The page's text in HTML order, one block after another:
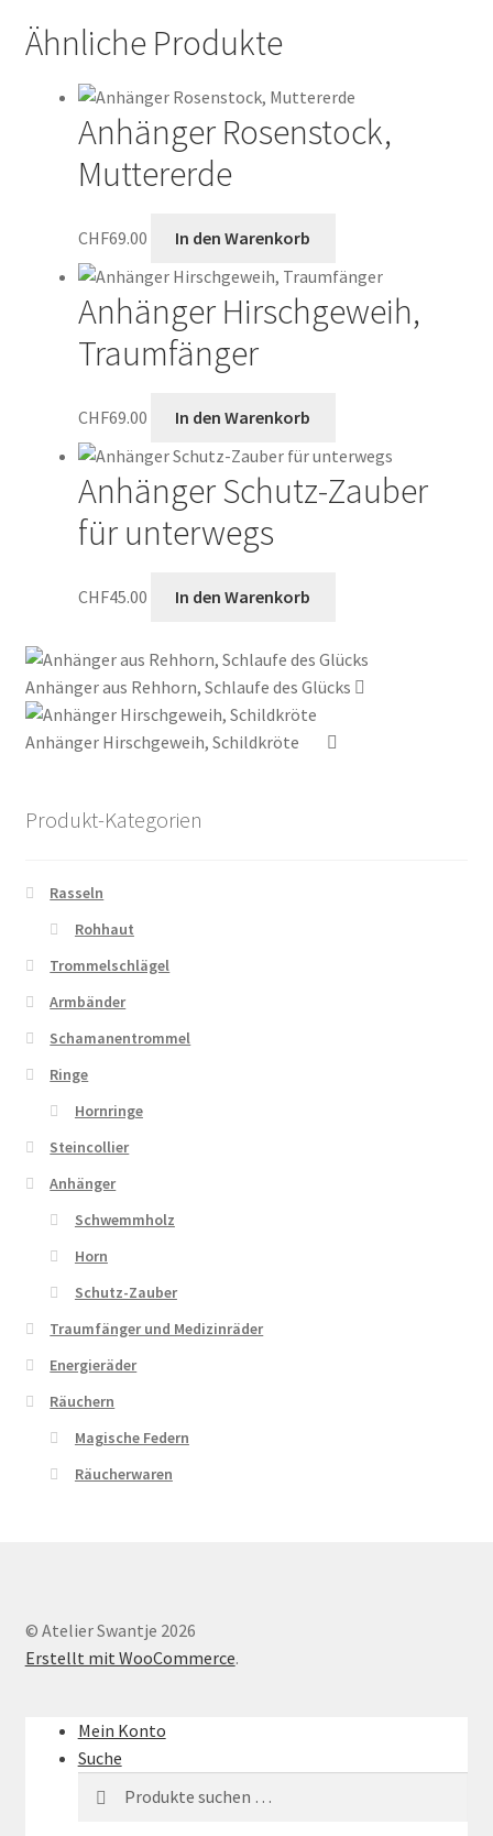
Ähnliche Produkte
Anhänger Rosenstock,
Muttererde
CHF69.00 In den Warenkorb
Anhänger Hirschgeweih,
Traumfänger
CHF69.00 In den Warenkorb
Anhänger Schutz-Zauber
für unterwegs
CHF45.00 In den Warenkorb
Anhänger aus Rehhorn, Schlaufe des Glücks
Anhänger Hirschgeweih, Schildkröte
Produkt-Kategorien
Rasseln
Rohhaut
Trommelschlägel
Armbänder
Schamanentrommel
Ringe
Hornringe
Steincollier
Anhänger
Schwemmholz
Horn
Schutz-Zauber
Traumfänger und Medizinräder
Energieräder
Räuchern
Magische Federn
Räucherwaren
© Atelier Swantje 2026
Erstellt mit WooCommerce.
Mein Konto
Suche